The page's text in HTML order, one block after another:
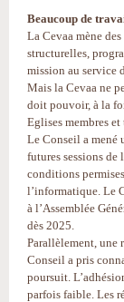
Beaucoup de
La Cevaa mène
structurelles,
mission au service
Mais la Cevaa ne
doit pouvoir, à la
Eglises membres
Le Conseil a mené
futures sessions de
conditions
l’informatique. Le
à l’Assemblée
dès 2025.
Parallèlement, une
Conseil a pris
poursuit.
parfois faible. Les